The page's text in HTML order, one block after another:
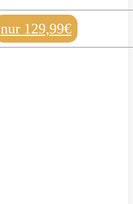
nur 129,99€